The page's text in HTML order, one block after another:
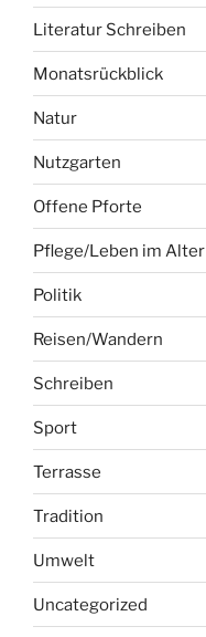
Literatur Schreiben
Monatsrückblick
Natur
Nutzgarten
Offene Pforte
Pflege/Leben im Alter
Politik
Reisen/Wandern
Schreiben
Sport
Terrasse
Tradition
Umwelt
Uncategorized